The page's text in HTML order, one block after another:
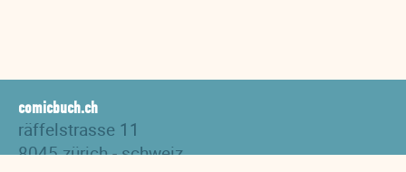
comicbuch.ch
räffelstrasse 11
8045 zürich - schweiz